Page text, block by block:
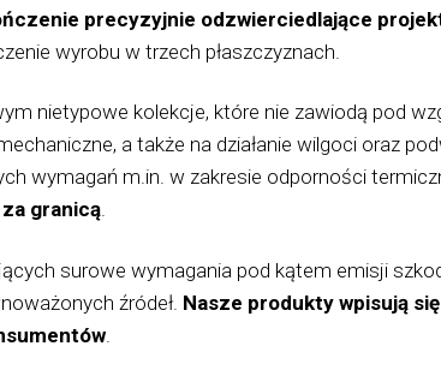
precyzyjnie odzwierciedlające
wyrobu w trzech płaszczyznach.
nietypowe kolekcje, które nie zawiodą pod
a także na działanie wilgoci oraz
wymagań m.in. w zakresie odporności
granicą.
surowe wymagania pod kątem emisji
źródeł. Nasze produkty wpisują
.